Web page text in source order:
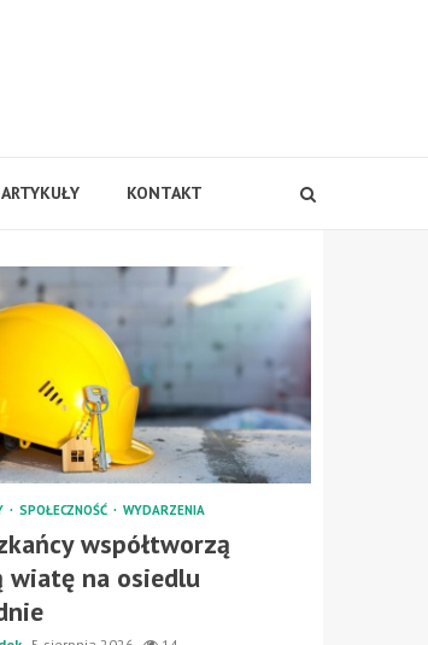
ARTYKUŁY KONTAKT
SPOŁECZNOŚĆ WYDARZENIA
współtworzą
wiatę na osiedlu